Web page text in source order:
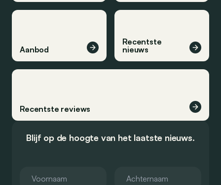
Aanbod
Recentste
nieuws
Recentste reviews
Blijf op de hoogte van het laatste nieuws.